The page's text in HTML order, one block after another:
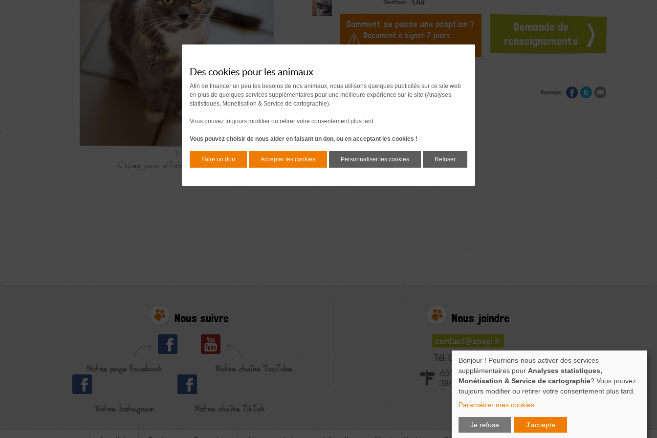
Stérilisée Oui
Comment se passe une adoption ?
Document à signer 7 jours
avant l'adoption
Demande de
renseignements
Partager
Nous suivre
Notre page Facebook Notre chaîne YouTube
Notre Instagram Notre chaîne TikTok
Nous joindre
contact@apagi.fr
Tél. 04 76 77 20 06
659 Route de L'Isère
38420 LE VERSOUD
Des cookies pour les animaux
Afin de financer un peu les besoins de nos animaux, nous utilisons quelques publicités sur ce site web
en plus de quelques services supplémentaires pour une meilleure expérience sur le site (Analyses
statistiques, Monétisation & Service de cartographie).
Vous pouvez toujours modifier ou retirer votre consentement plus tard.
Vous pouvez choisir de nous aider en faisant un don, ou en acceptant les cookies !
Faire un don Accepter les cookies Personnaliser les cookies Refuser
Bonjour ! Pourrions-nous activer des services
supplémentaires pour Analyses statistiques,
Monétisation & Service de cartographie? Vous pouvez
toujours modifier ou retirer votre consentement plus tard.
Paramétrer mes cookies
Je refuse J'accepte